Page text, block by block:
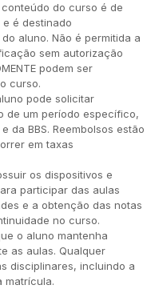
conteúdo do curso é de
e é destinado
aluno. Não é permitida a
sem autorização
podem ser
curso.
pode solicitar
de um período específico,
da BBS. Reembolsos estão
em taxas
os dispositivos e
participar das aulas
e a obtenção das notas
no curso.
o aluno mantenha
as aulas. Qualquer
disciplinares, incluindo a
matrícula.